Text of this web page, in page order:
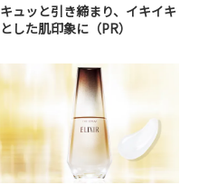
キュッと引き締まり、イキイキ
とした肌印象に（PR）